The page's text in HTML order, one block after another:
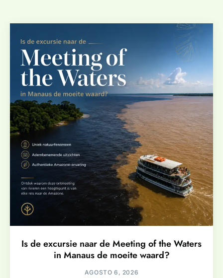
Is de excursie naar de Meeting of the Waters
in Manaus de moeite waard?
AGOSTO 6, 2026